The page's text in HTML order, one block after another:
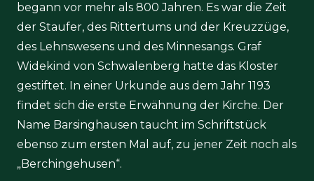
begann vor mehr als 800 Jahren. Es war die Zeit
der Staufer, des Rittertums und der Kreuzzüge,
des Lehnswesens und des Minnesangs. Graf
Widekind von Schwalenberg hatte das Kloster
gestiftet. In einer Urkunde aus dem Jahr 1193
findet sich die erste Erwähnung der Kirche. Der
Name Barsinghausen taucht im Schriftstück
ebenso zum ersten Mal auf, zu jener Zeit noch als
„Berchingehusen“.